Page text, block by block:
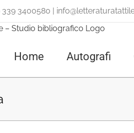
339 3400580 |
Home Autografi